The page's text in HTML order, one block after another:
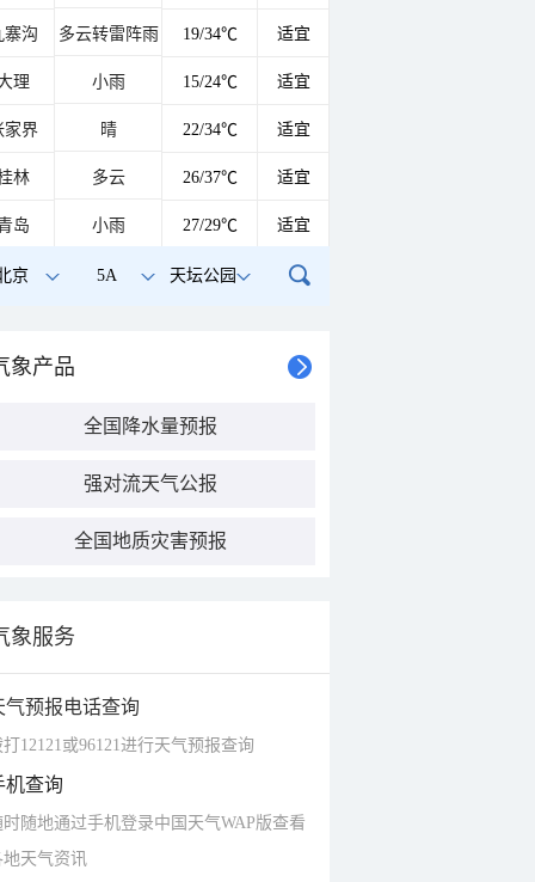
寨沟 多云转雷阵雨 19/34℃ 适宜
理 小雨 15/24℃ 适宜
家界 晴 22/34℃ 适宜
林 多云 26/37℃ 适宜
岛 小雨 27/29℃ 适宜
京 5A 天坛公园
象产品
全国降水量预报
强对流天气公报
全国地质灾害预报
象服务
气预报电话查询
打12121或96121进行天气预报查询
机查询
时随地通过手机登录中国天气WAP版查看
地天气资讯